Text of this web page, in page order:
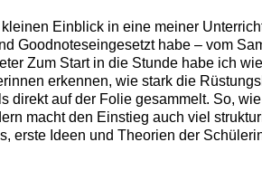
Einblick in eine meiner
Goodnoteseingesetzt habe – vom
Zum Start in die Stunde habe ich
erkennen, wie stark die
direkt auf der Folie gesammelt. So,
macht den Einstieg auch viel
erste Ideen und Theorien der